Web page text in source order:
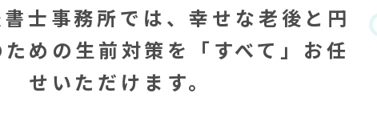
士事務所では、幸せな老後と円
めの生前対策を「すべて」お任
せいただけます。